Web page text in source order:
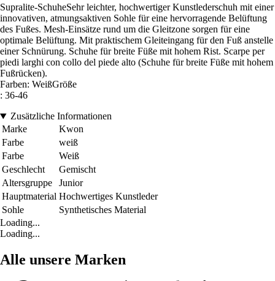
Supralite-SchuheSehr leichter, hochwertiger Kunstlederschuh mit einer
innovativen, atmungsaktiven Sohle für eine hervorragende Belüftung
des Fußes. Mesh-Einsätze rund um die Gleitzone sorgen für eine
optimale Belüftung. Mit praktischem Gleiteingang für den Fuß anstelle
einer Schnürung. Schuhe für breite Füße mit hohem Rist. Scarpe per
piedi larghi con collo del piede alto (Schuhe für breite Füße mit hohem
Fußrücken).
Farben: WeißGröße
: 36-46
Zusätzliche Informationen
Marke
Kwon
Farbe
weiß
Farbe
Weiß
Geschlecht
Gemischt
Altersgruppe
Junior
Hauptmaterial Hochwertiges Kunstleder
Sohle
Synthetisches Material
Loading...
Loading...
Alle unsere Marken